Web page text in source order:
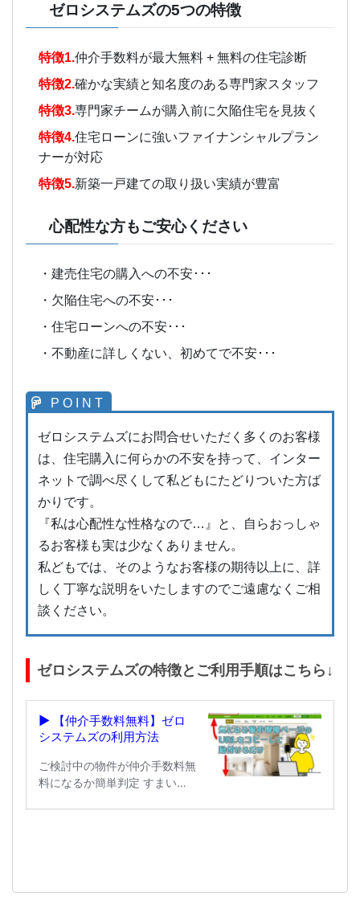
ゼロシステムズの5つの特徴
特徴1.仲介手数料が最大無料 + 無料の住宅診断
特徴2.確かな実績と知名度のある専門家スタッフ
特徴3.専門家チームが購入前に欠陥住宅を見抜く
特徴4.住宅ローンに強いファイナンシャルプラン
ナーが対応
特徴5.新築一戸建ての取り扱い実績が豊富
心配性な方もご安心ください
・建売住宅の購入への不安･･･
・欠陥住宅への不安･･･
・住宅ローンへの不安･･･
・不動産に詳しくない、初めてで不安･･･
ゼロシステムズにお問合せいただく多くのお客様
は、住宅購入に何らかの不安を持って、インター
ネットで調べ尽くして私どもにたどりついた方ば
かりです。
『私は心配性な性格なので…』と、自らおっしゃ
るお客様も実は少なくありません。
私どもでは、そのようなお客様の期待以上に、詳
しく丁寧な説明をいたしますのでご遠慮なくご相
談ください。
ゼロシステムズの特徴とご利用手順はこちら↓